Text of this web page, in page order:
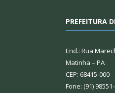
PREFEITURA
End.: Rua
Matinha – PA
CEP: 68415-000
Fone: (91)